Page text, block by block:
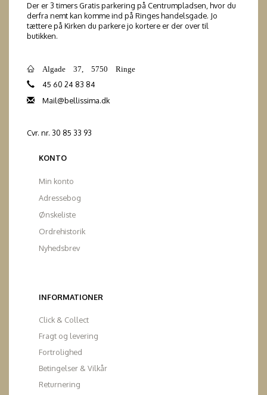
Der er 3 timers Gratis parkering på Centrumpladsen, hvor du
derfra nemt kan komme ind på Ringes handelsgade. Jo
tættere på Kirken du parkere jo kortere er der over til
butikken.
Algade 37, 5750 Ringe
45 60 24 83 84
Mail@bellissima.dk
Cvr. nr. 30 85 33 93
KONTO
Min konto
Adressebog
Ønskeliste
Ordrehistorik
Nyhedsbrev
INFORMATIONER
Click & Collect
Fragt og levering
Fortrolighed
Betingelser & Vilkår
Returnering